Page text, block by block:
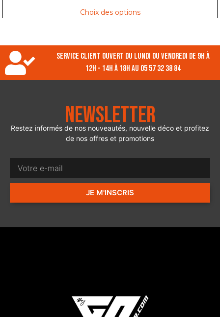
Choix des options
Service client ouvert du lundi ou vendredi de 9h à
12h - 14h à 18h au 05 57 32 38 84
Newsletter
Restez informés de nos nouveautés, nouvelle déco et profitez
de nos offres et promotions
JE M'INSCRIS